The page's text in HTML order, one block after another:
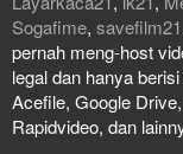
Sogafime, savefilm21
pernah meng-host
legal dan hanya
Acefile, Google
Rapidvideo, dan